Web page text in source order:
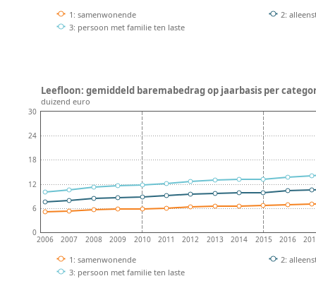
1: samenwonende
2:
3: persoon met familie ten laste
2006 2007 2008 2009 2010 2011 2012 2013 2014 2015 2016
0
6
12
18
24
30
1: samenwonende
2:
3: persoon met familie ten laste
Leefloon: gemiddeld baremabedrag op jaarbasis per
duizend euro